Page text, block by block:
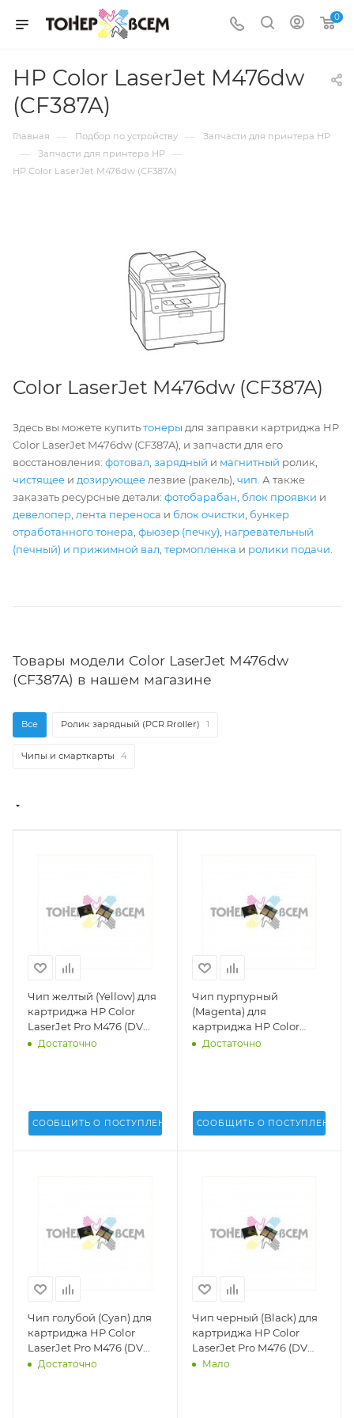
0
HP Color LaserJet M476dw
(CF387A)
Главная — Подбор по устройству — Запчасти для принтера HP
— Запчасти для принтера HP —
HP Color LaserJet M476dw (CF387A)
Color LaserJet M476dw (CF387A)
Здесь вы можете купитьтонеры для заправки картриджа HP
Color LaserJet M476dw (CF387A), и запчасти для его
восстановления: фотовал зарядный и магнитный ролик,
чистящее и дозирующее лезвие (ракель), чип . А также
заказать ресурсные детали: фотобарабан блок проявки и
девелопер лента переноса и блок очистки бункер
отработанного тонера фьюзер (печку) нагревательный
(печный) и прижимной вал термопленка и ролики подачи
Товары модели Color LaserJet M476dw
(CF387A) в нашем магазине
Все Ролик зарядный (PCR Rroller) 1
Чипы и смарткарты 4
Чип желтый (Yellow) для
картриджа HP Color
LaserJet Pro M476 (DV
Inc.) -
Достаточно
СООБЩИТЬ О ПОСТУПЛЕНИИ
Чип пурпурный
(Magenta) для
картриджа HP Color
LaserJet Pro M476 (DV
Достаточно
СООБЩИТЬ О ПОСТУПЛЕНИИ
Чип голубой (Cyan) для
картриджа HP Color
LaserJet Pro M476 (DV
Inc.) -
Достаточно
Чип черный (Black) для
картриджа HP Color
LaserJet Pro M476 (DV
Inc.) -
Мало